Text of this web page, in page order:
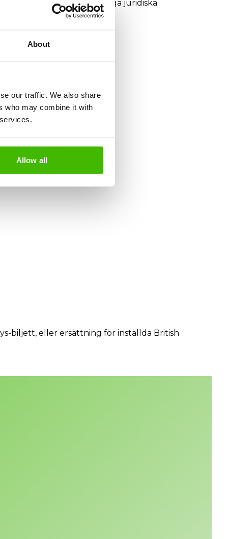
About
our traffic. We also share
who may combine it with
Allow all
ingenting i förväg. Inga juridiska
biljett, eller ersättning för inställda British